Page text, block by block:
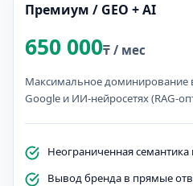
Премиум / GEO + AI
650 000₸ / мес
Максимальное доминирование
Google и ИИ-нейросетях (RAG-
Неограниченная семантика
Вывод бренда в прямые